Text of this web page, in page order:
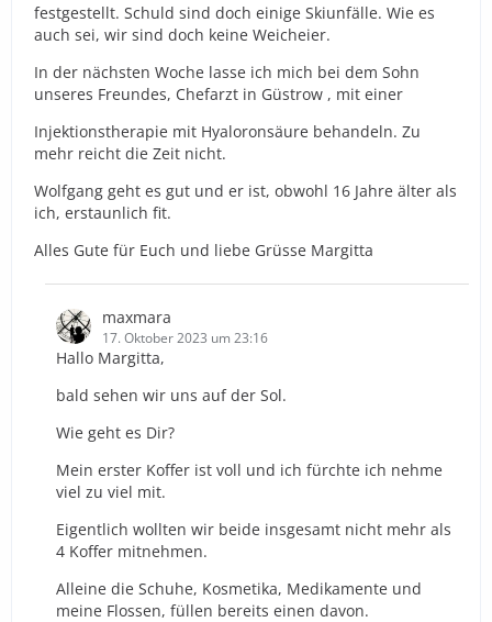
festgestellt. Schuld sind doch einige Skiunfälle. Wie es
auch sei, wir sind doch keine Weicheier.
In der nächsten Woche lasse ich mich bei dem Sohn
unseres Freundes, Chefarzt in Güstrow , mit einer
Injektionstherapie mit Hyaloronsäure behandeln. Zu
mehr reicht die Zeit nicht.
Wolfgang geht es gut und er ist, obwohl 16 Jahre älter als
ich, erstaunlich fit.
Alles Gute für Euch und liebe Grüsse Margitta
maxmara
17. Oktober 2023 um 23:16
Hallo Margitta,
bald sehen wir uns auf der Sol.
Wie geht es Dir?
Mein erster Koffer ist voll und ich fürchte ich nehme
viel zu viel mit.
Eigentlich wollten wir beide insgesamt nicht mehr als
4 Koffer mitnehmen.
Alleine die Schuhe, Kosmetika, Medikamente und
meine Flossen, füllen bereits einen davon.